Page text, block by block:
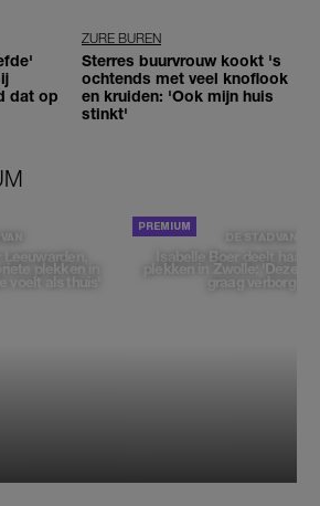
dat op
ZURE BUREN
Sterres buurvrouw kookt 's
ochtends met veel knoflook
en kruiden: 'Ook mijn huis
stinkt'
plekken in
voelt als thuis'
DE STAD VAN
Isabelle Boer deelt haar
plekken in Zwolle: 'Deze
graag verborgen'